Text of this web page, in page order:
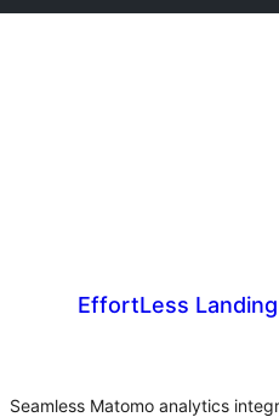
EffortLess
Seamless Matomo analytics